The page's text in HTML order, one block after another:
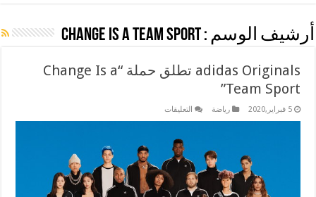
أرشيف الوسم :Change Is a Team Sport
adidas Originals تطلق حملة “Change Is a
Team Sport”
5 فبراير,2020 رياضة التعليقاتعلى
“Change
Is
a
Team
Sport”